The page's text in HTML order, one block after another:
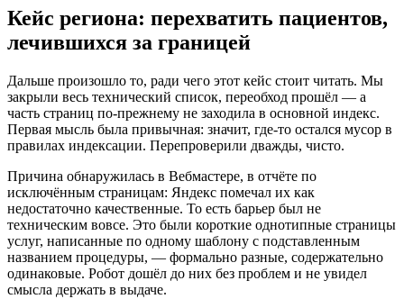
Кейс региона: перехватить пациентов,
лечившихся за границей
Дальше произошло то, ради чего этот кейс стоит читать. Мы
закрыли весь технический список, переобход прошёл — а
часть страниц по-прежнему не заходила в основной индекс.
Первая мысль была привычная: значит, где-то остался мусор в
правилах индексации. Перепроверили дважды, чисто.
Причина обнаружилась в Вебмастере, в отчёте по
исключённым страницам: Яндекс помечал их как
недостаточно качественные. То есть барьер был не
техническим вовсе. Это были короткие однотипные страницы
услуг, написанные по одному шаблону с подставленным
названием процедуры, — формально разные, содержательно
одинаковые. Робот дошёл до них без проблем и не увидел
смысла держать в выдаче.